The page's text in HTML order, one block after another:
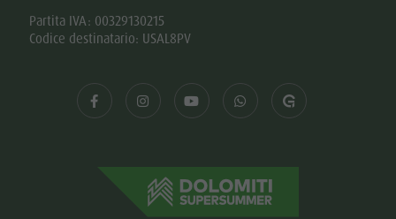
Partita IVA: 00329130215
Codice destinatario: USAL8PV